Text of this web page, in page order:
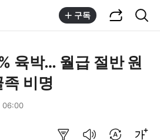
구독
육박… 월급 절반 원
비명
06:00